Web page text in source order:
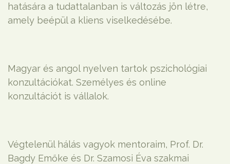
hatására a tudattalanban is változás jön létre,
amely beépül a kliens viselkedésébe.
Magyar és angol nyelven tartok pszichológiai
konzultációkat. Személyes és online
konzultációt is vállalok.
Végtelenül hálás vagyok mentoraim, Prof. Dr.
Bagdy Emőke és Dr. Szamosi Éva szakmai